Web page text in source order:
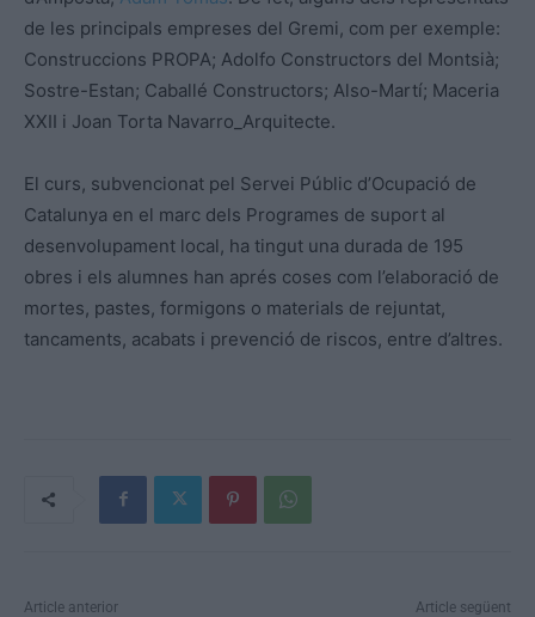
de les principals empreses del Gremi, com per exemple:
Construccions PROPA; Adolfo Constructors del Montsià;
Sostre-Estan; Caballé Constructors; Also-Martí; Maceria
XXII i Joan Torta Navarro_Arquitecte.
El curs, subvencionat pel Servei Públic d’Ocupació de
Catalunya en el marc dels Programes de suport al
desenvolupament local, ha tingut una durada de 195
obres i els alumnes han aprés coses com l’elaboració de
mortes, pastes, formigons o materials de rejuntat,
tancaments, acabats i prevenció de riscos, entre d’altres.
Article anterior Article següent